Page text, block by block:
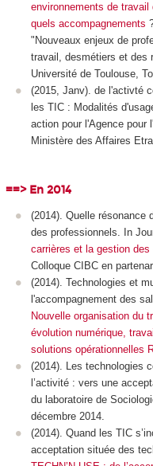
environnements de
quels accompagnements
"Nouveaux enjeux de
travail, desmétiers et des
Université de Toulouse,
(2015, Janv). de l'activté
les TIC : Modalités
action pour l'Agence pour
Ministère des Affaires
==> En 2014
(2014). Quelle résonance
des professionnels. In
carrières et la gestion des
Colloque CIBC en
(2014). Technologies et
l'accompagnement des
Nouvelle organisation du
évolution numérique,
solutions opérationnelles
(2014). Les technologies
l’activité : vers une
du laboratoire de
décembre 2014.
(2014). Quand les TIC
acceptation située des